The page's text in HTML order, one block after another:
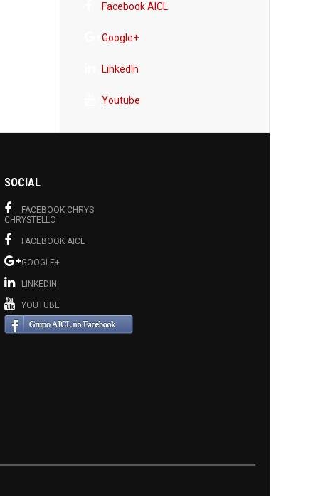
Facebook AICL
Google+
LinkedIn
Youtube
SOCIAL
FACEBOOK CHRYS
CHRYSTELLO
FACEBOOK AICL
GOOGLE+
LINKEDIN
YOUTUBE